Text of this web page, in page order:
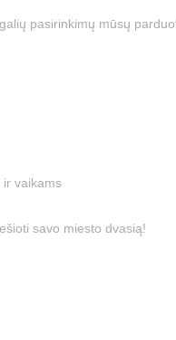
pasirinkimų mūsų
ir vaikams
savo miesto dvasią!